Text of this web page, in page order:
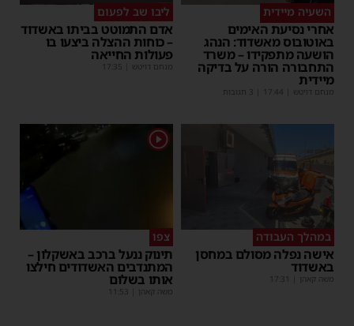
השעיה מיידית
אחרי נסיעת האימים
באוטובוס מאשדוד: הנהג
הושעה מתפקידו – משרד
התחבורה הורה על בדיקה
מיידית
מנחם דויטש |
17:44 | 3 תגובות
ליבו שב לפעום
אדם התמוטט בביתו באשדוד
– כוחות ההצלה ביצעו בו
פעולות החייאה
מנחם דויטש |
17:35
במהלך העבודה
אישה נפלה מסולם במחסן
באשדוד
משה קאהן |
17:31
תינוק ננעל ברכב באשקלון –
המתנדבים האשדודים חילצו
אותו בשלום
משה קאהן |
11:53